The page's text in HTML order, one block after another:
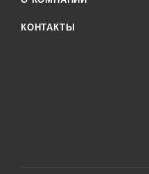
КОНТАКТЫ